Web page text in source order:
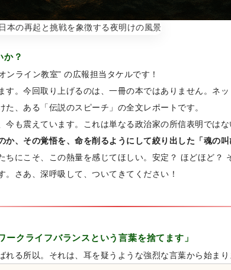
か？
ンライン教室” の広報担当タケルです！
す。今回取り上げるのは、一冊の本ではありません。ネ
、ある「伝説のスピーチ」の全文レポートです。
今も震えています。これは単なる政治家の所信表明ではな
か、その覚悟を、命を削るようにして絞り出した「魂の叫
ちにこそ、この熱量を感じてほしい。安定？ ほどほど？
。さあ、深呼吸して、ついてきてください！
クライフバランスという言葉を捨てます」
れる所以。それは、耳を疑うような強烈な言葉から始まり